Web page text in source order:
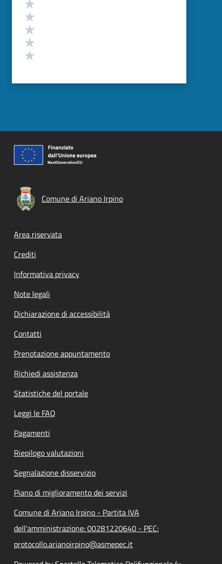
Comune di Ariano Irpino
Footer menu
Area riservata
Crediti
Informativa privacy
Note legali
Dichiarazione di accessibilità
Contatti
Prenotazione appuntamento
Richiedi assistenza
Statistiche del portale
Leggi le FAQ
Pagamenti
Riepilogo valutazioni
Segnalazione disservizio
Piano di miglioramento dei servizi
Comune di Ariano Irpino - Partita IVA
dell'amministrazione: 00281220640 - PEC:
protocollo.arianoirpino@asmepec.it